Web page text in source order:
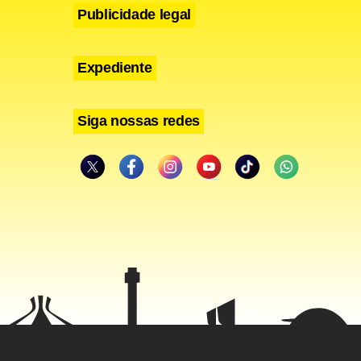
Publicidade legal
Expediente
Siga nossas redes